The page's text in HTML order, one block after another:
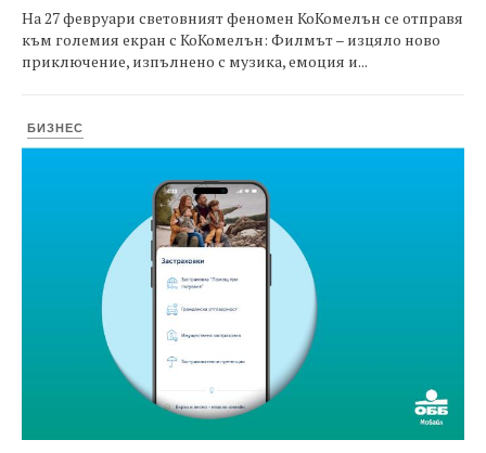
На 27 февруари световният феномен КоКомелън се отправя
към големия екран с КоКомелън: Филмът – изцяло ново
приключение, изпълнено с музика, емоция и...
БИЗНЕС